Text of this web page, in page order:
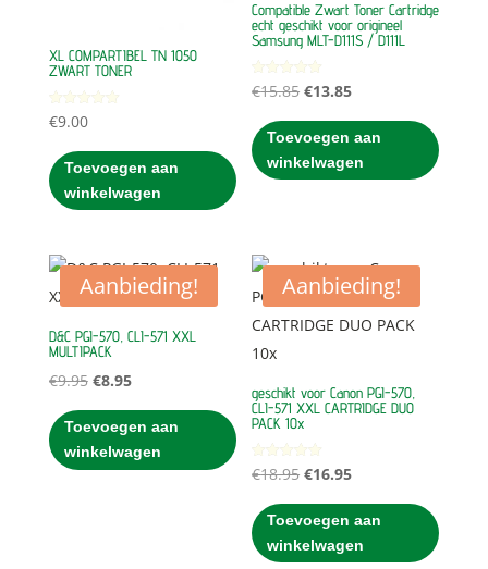
XL COMPARTIBEL TN 1050
ZWART TONER
Gewaardeerd
5.00
€9.00
Toevoegen aan
winkelwagen
Compatible Zwart Toner Cartridge
echt geschikt voor origineel
Samsung MLT-D111S / D111L
Gewaardeerd
5.00
€15.85 Oorspronkelijke
prijs
was:
€15.85.
€13.85Huidige
prijs
is:
€13.85.
Toevoegen aan
winkelwagen
Aanbieding!
D&C PGI-570, CLI-571 XXL
MULTIPACK
€9.95 Oorspronkelijke
prijs
was:
€9.95.
€8.95Huidige
prijs
is:
€8.95.
Toevoegen aan
winkelwagen
Aanbieding!
geschikt voor Canon PGI-570,
CLI-571 XXL CARTRIDGE DUO
PACK 10x
Gewaardeerd
5.00
€18.95 Oorspronkelijke
prijs
was:
€18.95.
€16.95Huidige
prijs
is:
€16.95.
Toevoegen aan
winkelwagen